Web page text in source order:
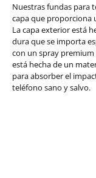
Nuestras fundas para
capa que proporciona
La capa exterior está
dura que se importa
con un spray
está hecha de un
para absorber el
teléfono sano y salvo.